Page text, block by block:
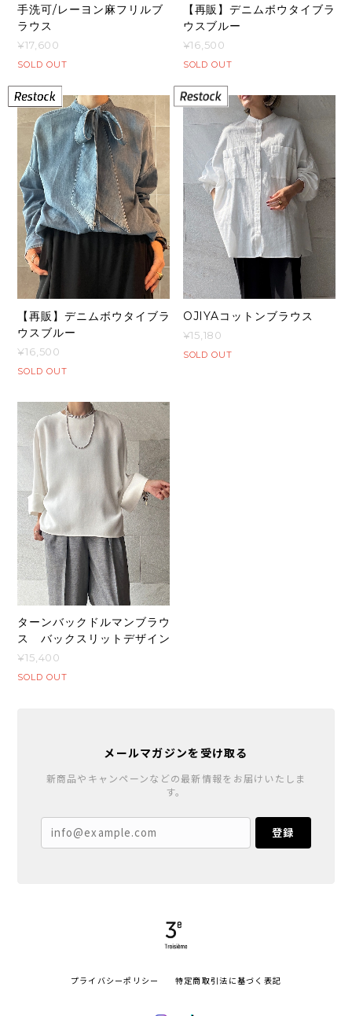
手洗可/レーヨン麻フリルブ
ラウス
¥17,600
SOLD OUT
【再販】デニムボウタイブラ
ウスブルー
¥16,500
SOLD OUT
【再販】デニムボウタイブラ
ウスブルー
¥16,500
SOLD OUT
OJIYAコットンブラウス
¥15,180
SOLD OUT
ターンバックドルマンブラウ
ス バックスリットデザイン
¥15,400
SOLD OUT
メールマガジンを受け取る
新商品やキャンペーンなどの最新情報をお届けいたしま
す。
登録
プライバシーポリシー 特定商取引法に基づく表記